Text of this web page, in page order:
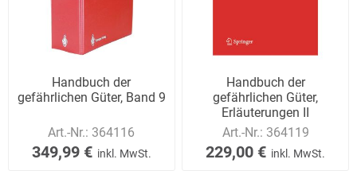
Handbuch der
gefährlichen Güter, Band 9
Art.-Nr.: 364116
349,99 € inkl. MwSt.
Handbuch der
gefährlichen Güter,
Erläuterungen II
Art.-Nr.: 364119
229,00 € inkl. MwSt.